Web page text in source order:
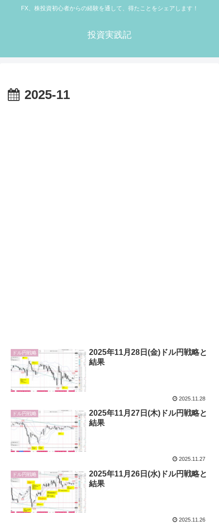
FX、株投資初心者からの経験を通して、得たことをシェアします！
投資実践記
2025-11
ドル円戦略
2025年11月28日(金)ドル円戦略と
結果
2025.11.28
ドル円戦略
2025年11月27日(木)ドル円戦略と
結果
2025.11.27
ドル円戦略
2025年11月26日(水)ドル円戦略と
結果
2025.11.26